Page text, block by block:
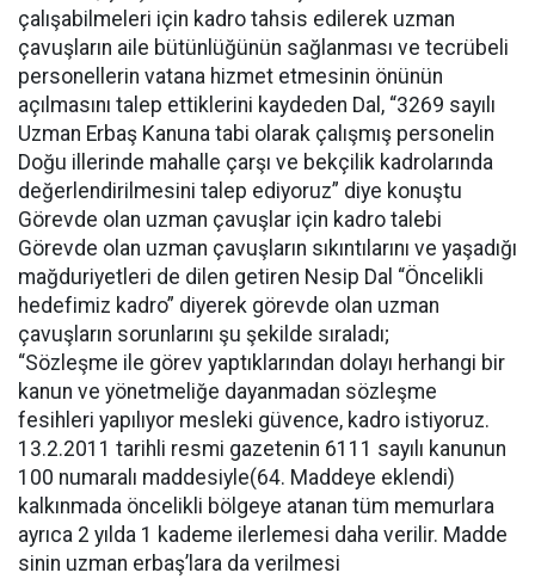
çalışabilmeleri için kadro tahsis edilerek uzman
çavuşların aile bütünlüğünün sağlanması ve tecrübeli
personellerin vatana hizmet etmesinin önünün
açılmasını talep ettiklerini kaydeden Dal, “3269 sayılı
Uzman Erbaş Kanuna tabi olarak çalışmış personelin
Doğu illerinde mahalle çarşı ve bekçilik kadrolarında
değerlendirilmesini talep ediyoruz” diye konuştu
Görevde olan uzman çavuşlar için kadro talebi
Görevde olan uzman çavuşların sıkıntılarını ve yaşadığı
mağduriyetleri de dilen getiren Nesip Dal “Öncelikli
hedefimiz kadro” diyerek görevde olan uzman
çavuşların sorunlarını şu şekilde sıraladı;
“Sözleşme ile görev yaptıklarından dolayı herhangi bir
kanun ve yönetmeliğe dayanmadan sözleşme
fesihleri yapılıyor mesleki güvence, kadro istiyoruz.
13.2.2011 tarihli resmi gazetenin 6111 sayılı kanunun
100 numaralı maddesiyle(64. Maddeye eklendi)
kalkınmada öncelikli bölgeye atanan tüm memurlara
ayrıca 2 yılda 1 kademe ilerlemesi daha verilir. Madde
sinin uzman erbaş’lara da verilmesi